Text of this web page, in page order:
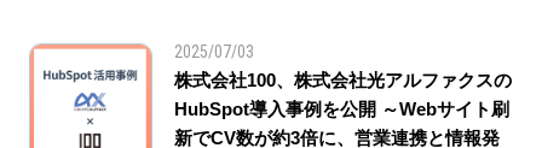
2025/07/03
株式会社100、株式会社光アルファクスの
HubSpot導入事例を公開 ～Webサイト刷
新でCV数が約3倍に、営業連携と情報発